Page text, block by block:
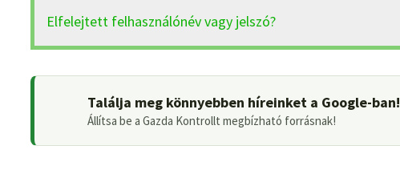
Elfelejtett felhasználónév vagy jelszó?
Találja meg könnyebben híreinket a Google-ban!
Állítsa be a Gazda Kontrollt megbízható forrásnak!